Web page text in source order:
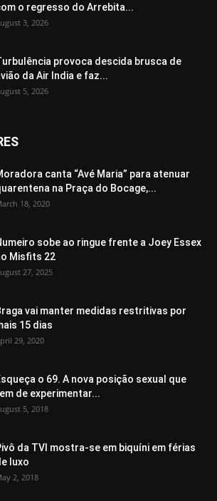
o regresso do Arrebita...
3, 2026
provoca descida brusca de
da Air India e faz...
5, 2026
canta “Avé Maria” para atenuar
na Praça do Bocage,...
18, 2020
sobe ao ringue frente a Joey Essex
Misfits 22
27, 2025
vai manter medidas restritivas por
15 dias
29, 2020
o 69. A nova posição sexual que
de experimentar...
5, 2018
da TVI mostra-se em biquíni em férias
luxo
2, 2018